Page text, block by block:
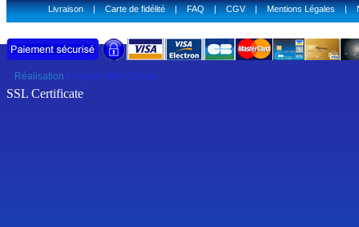
Livraison|Carte de fidélité|FAQ|CGV|Mentions Légales|
Réalisation Imagine Web Online
SSL Certificate